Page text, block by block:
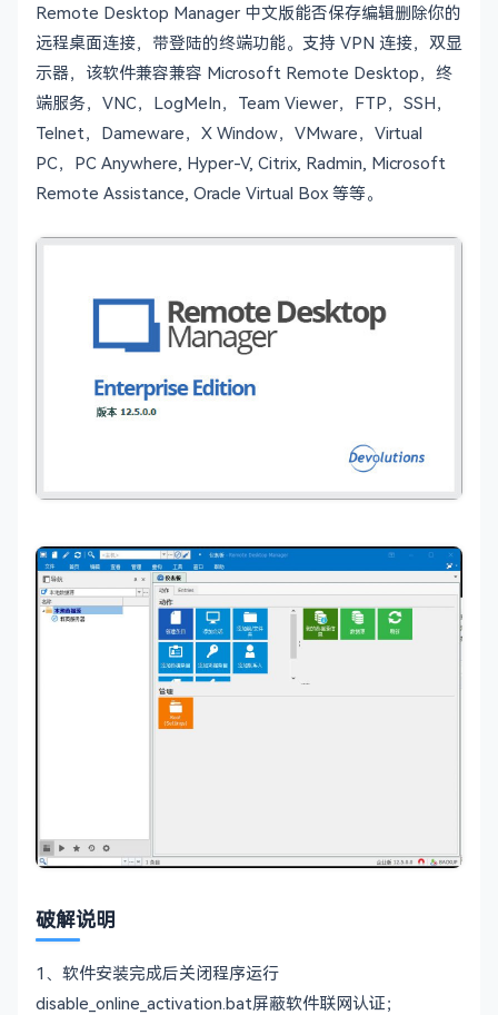
Remote Desktop Manager 中文版能否保存编辑删除你的
远程桌面连接，带登陆的终端功能。支持 VPN 连接，双显
示器，该软件兼容兼容 Microsoft Remote Desktop，终
端服务，VNC，LogMeIn，Team Viewer，FTP，SSH，
Telnet，Dameware，X Window，VMware，Virtual
PC，PC Anywhere, Hyper-V, Citrix, Radmin, Microsoft
Remote Assistance, Oracle Virtual Box 等等。
破解说明
1、软件安装完成后关闭程序运行
disable_online_activation.bat屏蔽软件联网认证；